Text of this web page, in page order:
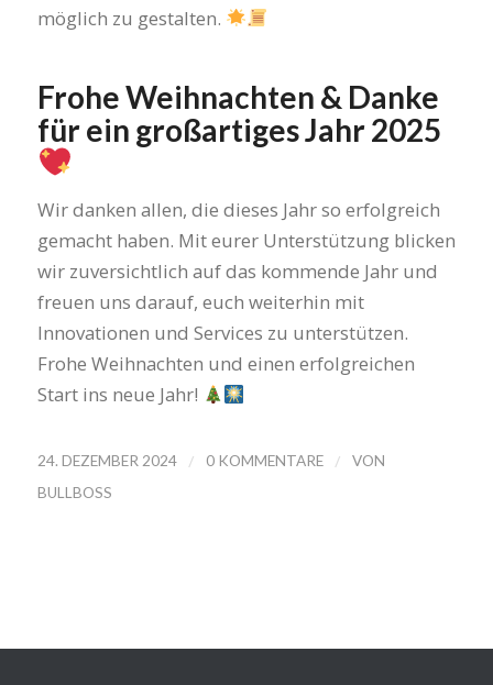
möglich zu gestalten.
Frohe Weihnachten & Danke
für ein großartiges Jahr 2025
Wir danken allen, die dieses Jahr so erfolgreich
gemacht haben. Mit eurer Unterstützung blicken
wir zuversichtlich auf das kommende Jahr und
freuen uns darauf, euch weiterhin mit
Innovationen und Services zu unterstützen.
Frohe Weihnachten und einen erfolgreichen
Start ins neue Jahr!
24. DEZEMBER 2024 / 0 KOMMENTARE /
VON
BULLBOSS